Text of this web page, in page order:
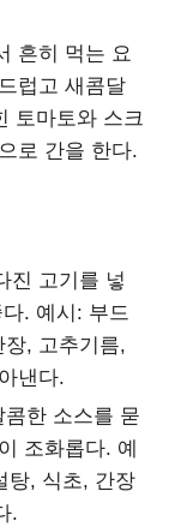
흔히 먹는 요
럽고 새콤달
토마토와 스크
로 간을 한다.
진 고기를 넣
. 예시: 부드
, 고추기름,
낸다.
한 소스를 묻
조화롭다. 예
탕, 식초, 간장
.